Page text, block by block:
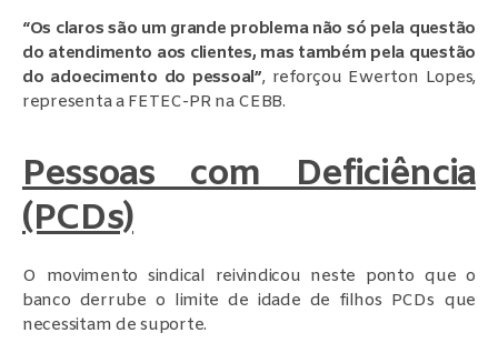
“Os claros são um grande problema não só pela questão
do atendimento aos clientes, mas também pela questão
do adoecimento do pessoal”, reforçou Ewerton Lopes,
representa a FETEC-PR na CEBB.
Pessoas com Deficiência
(PCDs)
O movimento sindical reivindicou neste ponto que o
banco derrube o limite de idade de filhos PCDs que
necessitam de suporte.